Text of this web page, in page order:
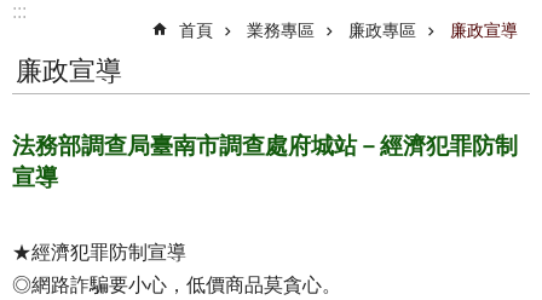
:::
首頁 業務專區 廉政專區 廉政宣導
廉政宣導
法務部調查局臺南市調查處府城站－經濟犯罪防制
宣導
★經濟犯罪防制宣導
◎網路詐騙要小心，低價商品莫貪心。